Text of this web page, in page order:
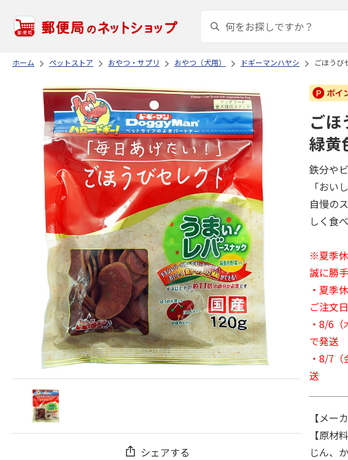
ホーム ペットストア おやつ・サプリ おやつ（犬用） ドギーマンハヤシ ごほうび
シェアする
ごほ
緑黄
鉄分や
「おい
自慢の
しく食
※夏季
誠に勝
・夏季
ご注文
・8/6
で発送
・8/7
送
【メー
【原材
じん、